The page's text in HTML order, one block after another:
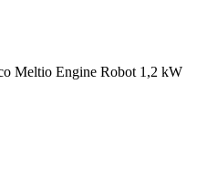
Meltio Engine Robot 1,2 kW